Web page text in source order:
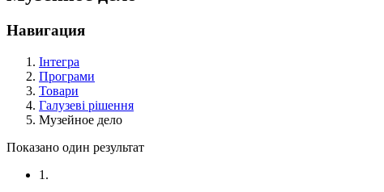
Навигация
Інтегра
Програми
Товари
Галузеві рішення
Музейное дело
Показано один результат
1.